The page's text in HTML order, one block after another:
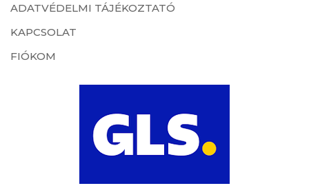
ADATVÉDELMI TÁJÉKOZTATÓ
KAPCSOLAT
FIÓKOM